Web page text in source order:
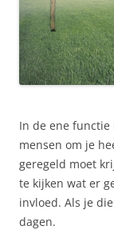
In de ene
mensen om je
geregeld moet
te kijken wat er
invloed. Als je
dagen.